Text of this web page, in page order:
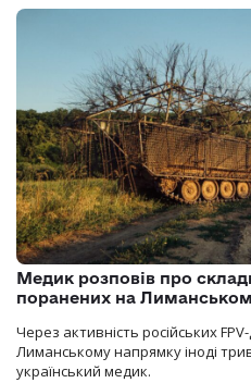
Медик розповів про
поранених на
Через активність російських
Лиманському напрямку іноді
український медик.